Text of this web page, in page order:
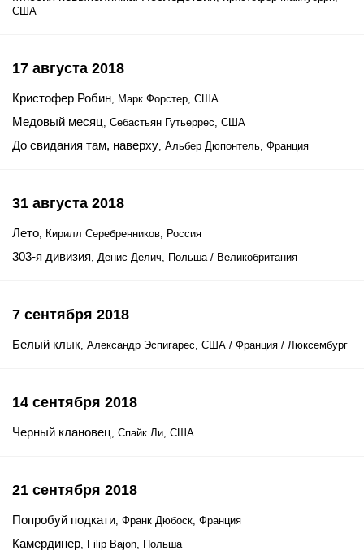
США
17 августа 2018
Кристофер Робин, Марк Форстер, США
Медовый месяц, Себастьян Гутьеррес, США
До свидания там, наверху, Альбер Дюпонтель, Франция
31 августа 2018
Лето, Кирилл Серебренников, Россия
303-я дивизия, Денис Делич, Польша / Великобритания
7 сентября 2018
Белый клык, Александр Эспигарес, США / Франция / Люксембург
14 сентября 2018
Черный клановец, Спайк Ли, США
21 сентября 2018
Попробуй подкати, Франк Дюбоск, Франция
Камердинер, Filip Bajon, Польша